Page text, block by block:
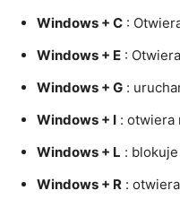
Windows + C :
Windows + E :
Windows + G :
Windows + I : otwiera
Windows + L :
Windows + R :